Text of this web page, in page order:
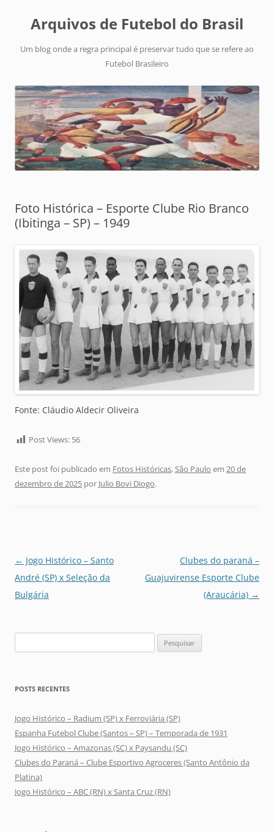
Arquivos de Futebol do Brasil
Um blog onde a regra principal é preservar tudo que se refere ao
Futebol Brasileiro
Foto Histórica – Esporte Clube Rio Branco
(Ibitinga – SP) – 1949
Fonte: Cláudio Aldecir Oliveira
Post Views: 56
Este post foi publicado em Fotos Históricas,São Paulo em 20 de
dezembro de 2025 por Julio Bovi Diogo.
Navegação
de
posts
← Jogo Histórico – Santo
André (SP) x Seleção da
Bulgária
Clubes do paraná –
Guajuvirense Esporte Clube
(Araucária) →
por:
POSTS RECENTES
Jogo Histórico – Radium (SP) x Ferroviária (SP)
Espanha Futebol Clube (Santos – SP) – Temporada de 1931
Jogo Histórico – Amazonas (SC) x Paysandu (SC)
Clubes do Paraná – Clube Esportivo Agroceres (Santo Antônio da
Platina)
Jogo Histórico – ABC (RN) x Santa Cruz (RN)